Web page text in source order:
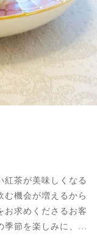
紅茶が美味しくなる
む機会が増えるから
お求めくださるお客
季節を楽しみに、…